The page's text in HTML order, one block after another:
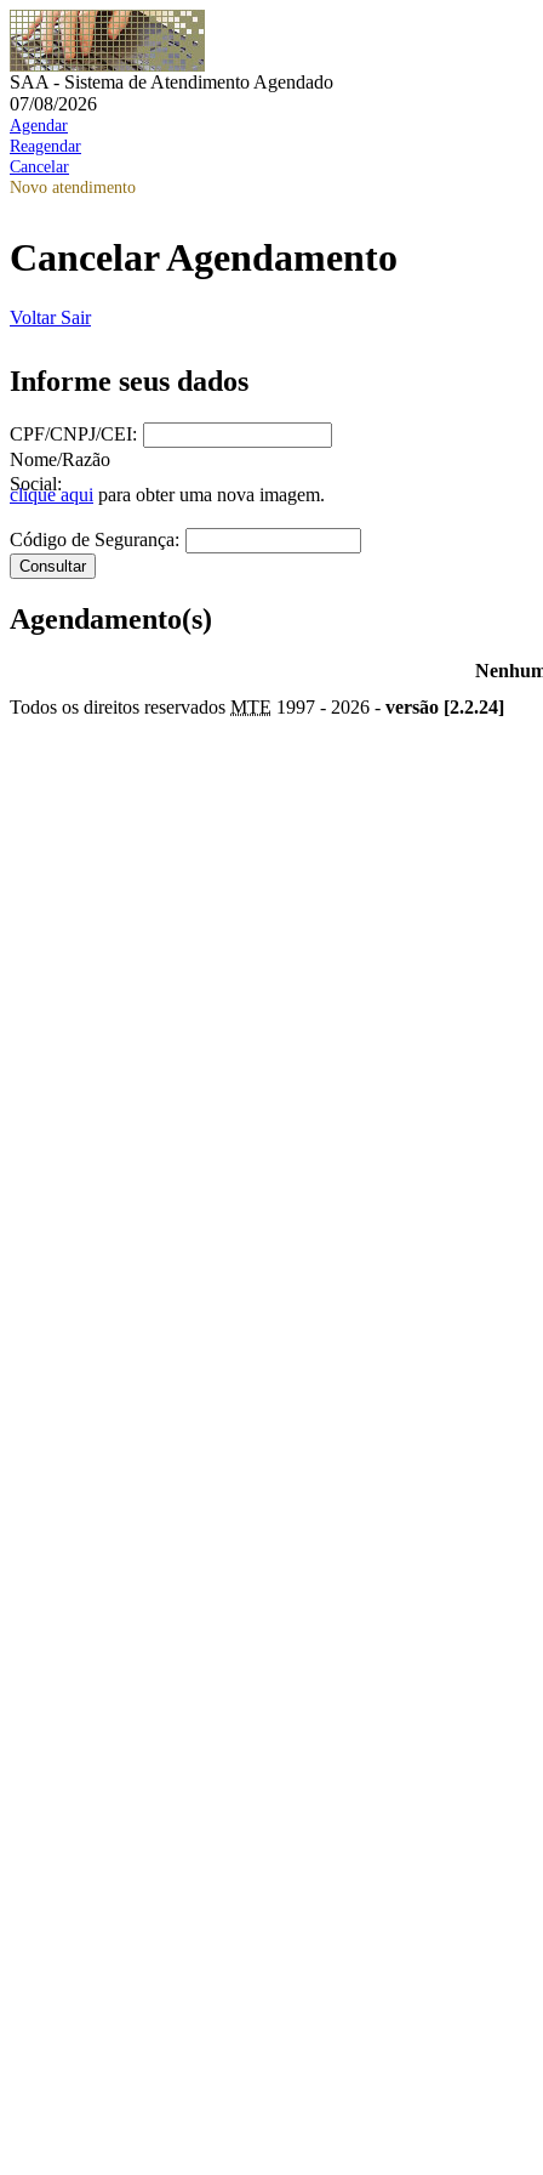
SAA - Sistema de Atendimento Agendado
07/08/2026
Agendar
Reagendar
Cancelar
Novo atendimento
Cancelar Agendamento
Voltar Sair
Informe seus dados
CPF/CNPJ/CEI:
Nome/Razão
Social:
clique aqui para obter uma nova imagem.
Código de Segurança:
Agendamento(s)
Todos os direitos reservados MTE 1997 - 2026 - versão [2.2.24]